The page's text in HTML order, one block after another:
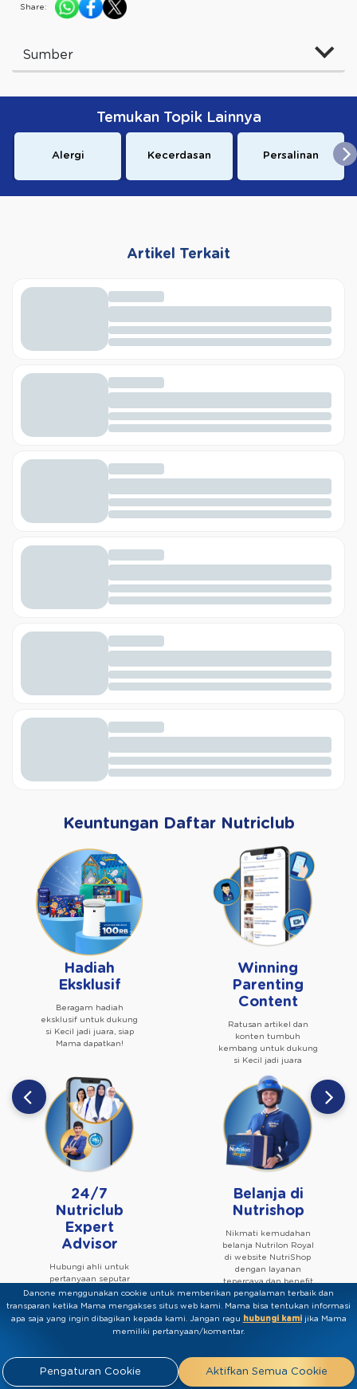
Share:
Sumber
Temukan Topik Lainnya
Alergi Kecerdasan Persalinan
Artikel Terkait
Keuntungan Daftar Nutriclub
Hadiah
Eksklusif
Beragam hadiah
eksklusif untuk dukung
si Kecil jadi juara, siap
Mama dapatkan!
Winning
Parenting
Content
Ratusan artikel dan
konten tumbuh
kembang untuk dukung
si Kecil jadi juara
24/7
Nutriclub
Expert
Advisor
Hubungi ahli untuk
pertanyaan seputar
nutrisi, tumbuh
kembang, dan informasi
terkait Nutriclub
Belanja di
Nutrishop
Nikmati kemudahan
belanja Nutrilon Royal
di website NutriShop
dengan layanan
tepercaya dan benefit
eksklusif untuk Mama
Danone menggunakan cookie untuk memberikan pengalaman terbaik dan
transparan ketika Mama mengakses situs web kami. Mama bisa tentukan informasi
apa saja yang ingin dibagikan kepada kami.​ ​Jangan ragu hubungi kamijika Mama
memiliki pertanyaan/komentar.
Pengaturan Cookie Aktifkan Semua Cookie